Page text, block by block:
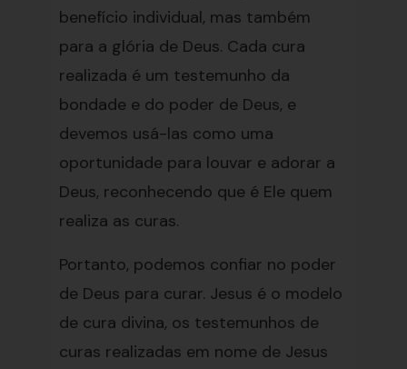
benefício individual, mas também
para a glória de Deus. Cada cura
realizada é um testemunho da
bondade e do poder de Deus, e
devemos usá-las como uma
oportunidade para louvar e adorar a
Deus, reconhecendo que é Ele quem
realiza as curas.
Portanto, podemos confiar no poder
de Deus para curar. Jesus é o modelo
de cura divina, os testemunhos de
curas realizadas em nome de Jesus